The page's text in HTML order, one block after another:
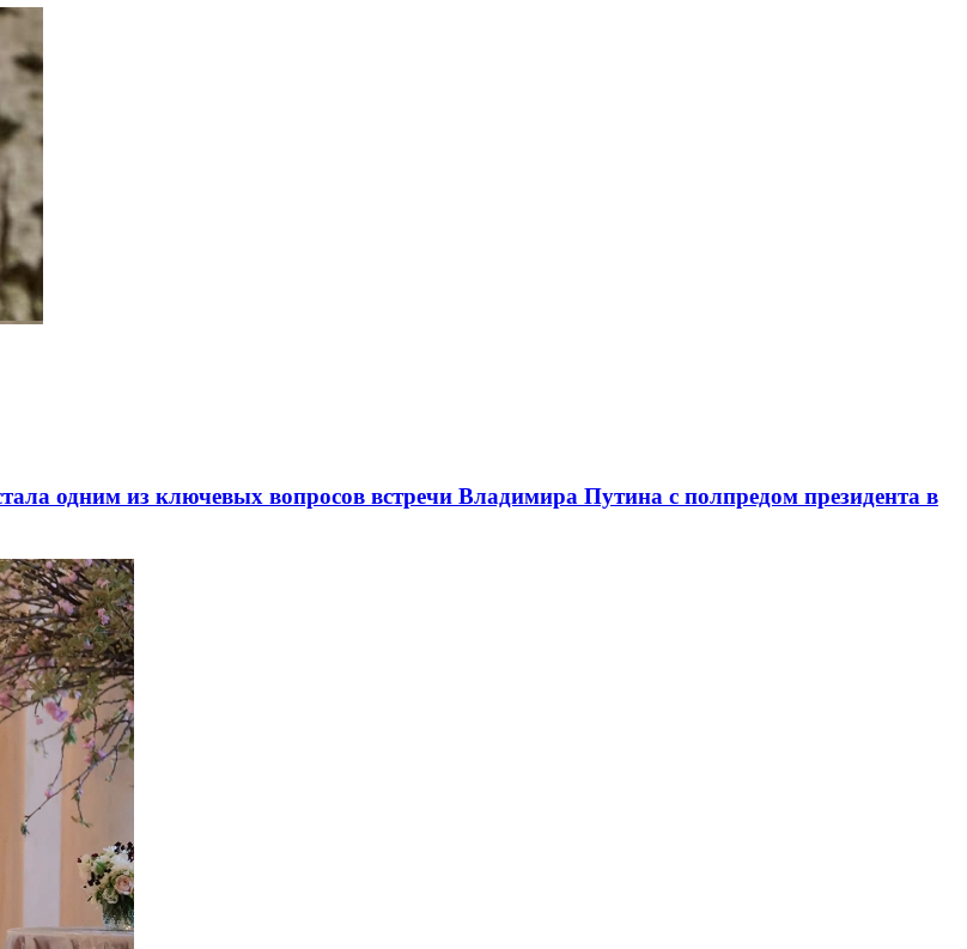
одним из ключевых вопросов встречи Владимира Путина с полпредом президента в